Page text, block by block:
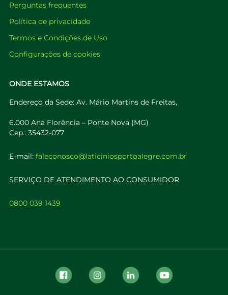
Perguntas frequentes
Política de privacidade
Termos e Condições de Uso
Configurações de cookies
ONDE ESTAMOS
Endereço da Sede: Av. Mário Martins de Freitas,
6.000 Ana Florência – Ponte Nova (MG)
Cep.: 35432-077
E-mail: faleconosco@laticiniosportoalegre.com.br
SERVIÇO DE ATENDIMENTO AO CONSUMIDOR
0800 039 1439